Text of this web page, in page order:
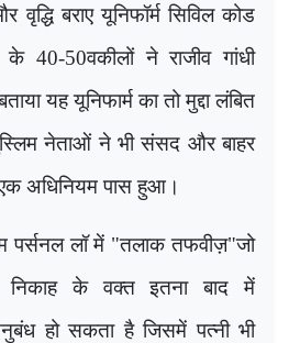
बराए यूनिफॉर्म सिविल कोड
के 40-50वकीलों ने राजीव गांधी
यह यूनिफार्म का तो मुद्दा लंबित
नेताओं ने भी संसद और बाहर
अधिनियम पास हुआ।
पर्सनल लॉ में "तलाक तफवीज़"जो
निकाह के वक्त इतना बाद में
हो सकता है जिसमें पत्नी भी